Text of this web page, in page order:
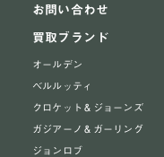
お問い合わせ
買取ブランド
オールデン
ベルルッティ
クロケット＆ジョーンズ
ガジアーノ＆ガーリング
ジョンロブ